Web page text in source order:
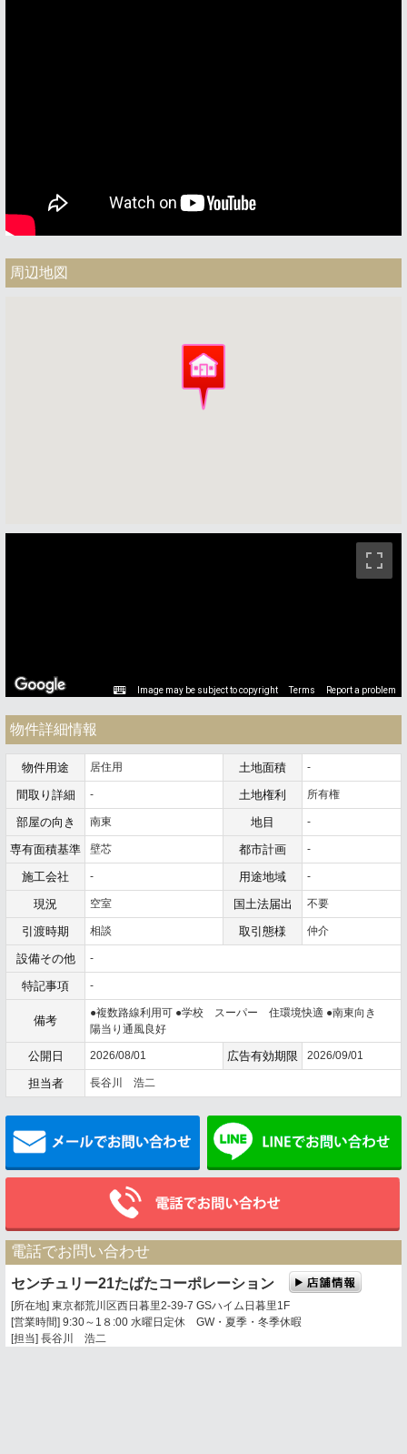
周辺地図
Image may be subject to copyright Terms Report a problem
物件詳細情報
物件用途 居住用 土地面積 -
間取り詳細 - 土地権利 所有権
部屋の向き 南東 地目 -
専有面積基準 壁芯 都市計画 -
施工会社 - 用途地域 -
現況 空室 国土法届出 不要
引渡時期 相談 取引態様 仲介
設備その他 -
特記事項 -
備考
●複数路線利用可 ●学校 スーパー 住環境快適 ●南東向き
陽当り通風良好
公開日 2026/08/01 広告有効期限 2026/09/01
担当者 長谷川 浩二
メールでお問い合わせ
電話でお問い合わせ
センチュリー21たばたコーポレーション
[所在地] 東京都荒川区西日暮里2-39-7 GSハイム日暮里1F
[営業時間] 9:30～1８:00 水曜日定休 GW・夏季・冬季休暇
[担当] 長谷川 浩二